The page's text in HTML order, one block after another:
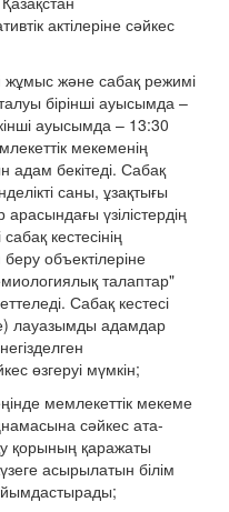
актілеріне сәйкес
және сабақ режимі
бірінші ауысымда –
ауысымда – 13:30
мекеменің
бекітеді. Сабақ
саны, ұзақтығы
арасындағы үзілістердің
кестесінің
объектілеріне
талаптар"
Сабақ кестесі
лауазымды адамдар
өзгеруі мүмкін;
мемлекеттік мекеме
сәйкес ата-
қорының қаражаты
асырылатын білім